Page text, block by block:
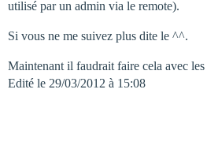
utilisé par un admin via le remote).
Si vous ne me suivez plus dite le ^^.
Maintenant il faudrait faire cela avec les
Edité le 29/03/2012 à 15:08